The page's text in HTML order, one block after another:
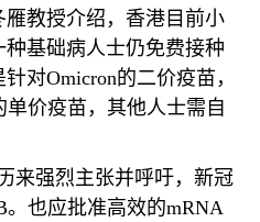
教授介绍，香港目前小
种基础病人士仍免费接种
针对Omicron的二价疫苗，
单价疫苗，其他人士需自
来强烈主张并呼吁，新冠
。也应批准高效的mRNA